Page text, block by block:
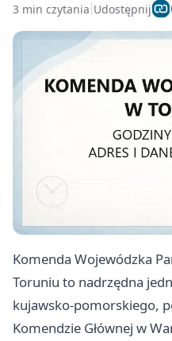
3 min czytania Udostępnij
Komenda Wojewódzka
Toruniu to nadrzędna
kujawsko-pomorskiego,
Komendzie Głównej w